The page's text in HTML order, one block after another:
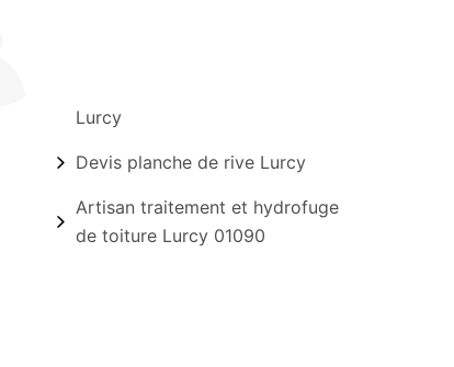
Lurcy
Devis planche de rive Lurcy
Artisan traitement et hydrofuge
de toiture Lurcy 01090